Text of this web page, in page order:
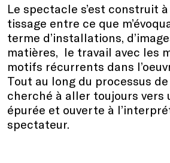
Le spectacle s’est construit
tissage entre ce que
terme d’installations,
matières, le travail avec les
motifs récurrents dans
Tout au long du processus de
cherché à aller toujours vers
épurée et ouverte à
spectateur.